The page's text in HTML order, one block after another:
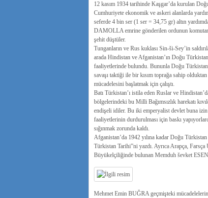
12 kasım 1934 tarihinde Kaşgar’da kurulan
Cumhuriyete ekonomik ve askeri alanlarda
seferde 4 bin ser (1 ser = 34,75 gr) altın
DAMOLLA emrine gönderilen ordunun
şehit düştüler.
Tunganların ve Rus kuklası Sin-ši-Sey’in
arada Hindistan ve Afganistan’ın Doğu
faaliyetlerinde bulundu. Bununla Doğu
savaşı taktiği ile bir kısım toprağa sahip
mücadelesini başlatmak için çalıştı.
Batı Türkistan’ı istila eden Ruslar ve
bölgelerindeki bu Milli Bağımsızlık harekatı
endişeli idiler. Bu iki emperyalist devlet buna
faaliyetlerinin durdurulması için baskı
sığınmak zorunda kaldı.
Afganistan’da 1942 yılına kadar Doğu
Türkistan Tarihi”ni yazdı. Ayrıca Arapça,
Büyükelçiliğinde bulunan Memduh ševket
Mehmet Emin BUĞRA geçmişteki